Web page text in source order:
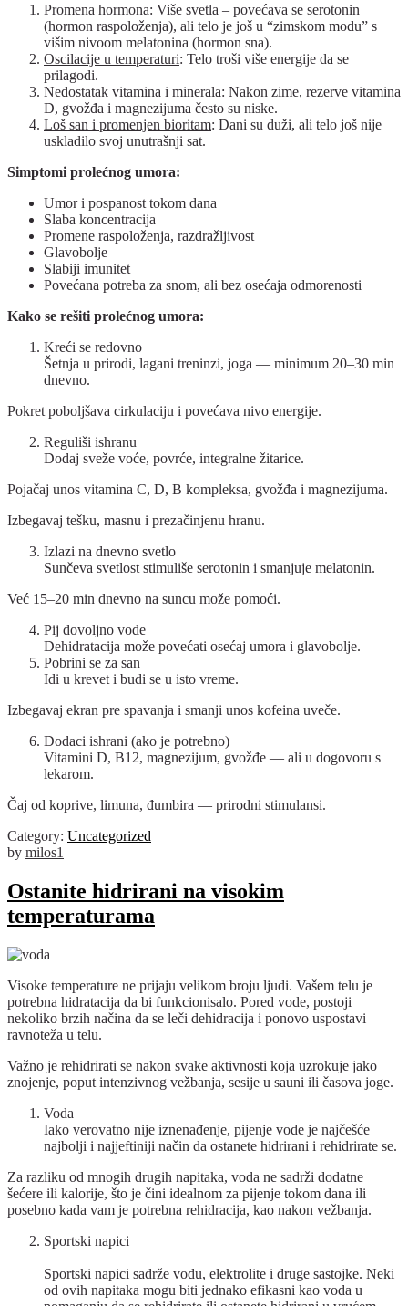
Promena hormona: Više svetla – povećava se serotonin
(hormon raspoloženja), ali telo je još u “zimskom modu” s
višim nivoom melatonina (hormon sna).
Oscilacije u temperaturi: Telo troši više energije da se
prilagodi.
Nedostatak vitamina i minerala: Nakon zime, rezerve vitamina
D, gvožđa i magnezijuma često su niske.
Loš san i promenjen bioritam: Dani su duži, ali telo još nije
uskladilo svoj unutrašnji sat.
Simptomi prolećnog umora:
Umor i pospanost tokom dana
Slaba koncentracija
Promene raspoloženja, razdražljivost
Glavobolje
Slabiji imunitet
Povećana potreba za snom, ali bez osećaja odmorenosti
Kako se rešiti prolećnog umora:
Kreći se redovno
Šetnja u prirodi, lagani treninzi, joga — minimum 20–30 min
dnevno.
Pokret poboljšava cirkulaciju i povećava nivo energije.
Reguliši ishranu
Dodaj sveže voće, povrće, integralne žitarice.
Pojačaj unos vitamina C, D, B kompleksa, gvožđa i magnezijuma.
Izbegavaj tešku, masnu i prezačinjenu hranu.
Izlazi na dnevno svetlo
Sunčeva svetlost stimuliše serotonin i smanjuje melatonin.
Već 15–20 min dnevno na suncu može pomoći.
Pij dovoljno vode
Dehidratacija može povećati osećaj umora i glavobolje.
Pobrini se za san
Idi u krevet i budi se u isto vreme.
Izbegavaj ekran pre spavanja i smanji unos kofeina uveče.
Dodaci ishrani (ako je potrebno)
Vitamini D, B12, magnezijum, gvožđe — ali u dogovoru s
lekarom.
Čaj od koprive, limuna, đumbira — prirodni stimulansi.
Category: Uncategorized
by milos1
Ostanite hidrirani na visokim
temperaturama
Visoke temperature ne prijaju velikom broju ljudi. Vašem telu je
potrebna hidratacija da bi funkcionisalo. Pored vode, postoji
nekoliko brzih načina da se leči dehidracija i ponovo uspostavi
ravnoteža u telu.
Važno je rehidrirati se nakon svake aktivnosti koja uzrokuje jako
znojenje, poput intenzivnog vežbanja, sesije u sauni ili časova joge.
Voda
Iako verovatno nije iznenađenje, pijenje vode je najčešće
najbolji i najjeftiniji način da ostanete hidrirani i rehidrirate se.
Za razliku od mnogih drugih napitaka, voda ne sadrži dodatne
šećere ili kalorije, što je čini idealnom za pijenje tokom dana ili
posebno kada vam je potrebna rehidracija, kao nakon vežbanja.
Sportski napici
Sportski napici sadrže vodu, elektrolite i druge sastojke. Neki
od ovih napitaka mogu biti jednako efikasni kao voda u